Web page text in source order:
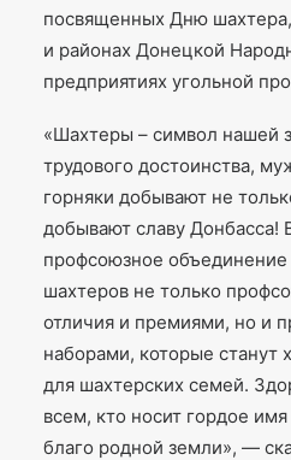
посвященных Дню
и районах Донецкой
предприятиях угольной
«Шахтеры – символ нашей
трудового достоинства,
горняки добывают не
добывают славу Донбасса!
профсоюзное
шахтеров не только
отличия и премиями, но и
наборами, которые
для шахтерских семей.
всем, кто носит гордое
благо родной земли», —